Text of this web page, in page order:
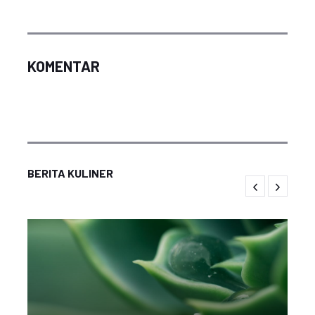
KOMENTAR
BERITA KULINER